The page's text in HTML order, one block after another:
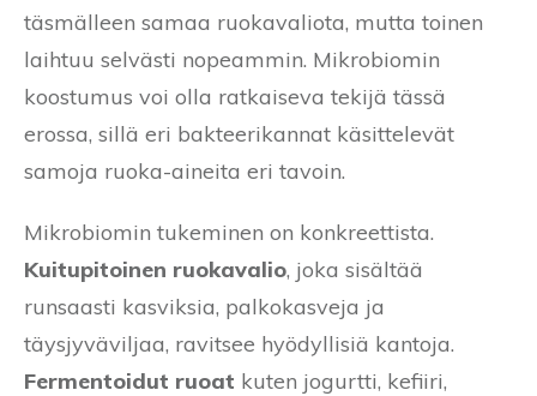
täsmälleen samaa ruokavaliota, mutta toinen
laihtuu selvästi nopeammin. Mikrobiomin
koostumus voi olla ratkaiseva tekijä tässä
erossa, sillä eri bakteerikannat käsittelevät
samoja ruoka-aineita eri tavoin.
Mikrobiomin tukeminen on konkreettista.
Kuitupitoinen ruokavalio, joka sisältää
runsaasti kasviksia, palkokasveja ja
täysjyväviljaa, ravitsee hyödyllisiä kantoja.
Fermentoidut ruoat kuten jogurtti, kefiiri,